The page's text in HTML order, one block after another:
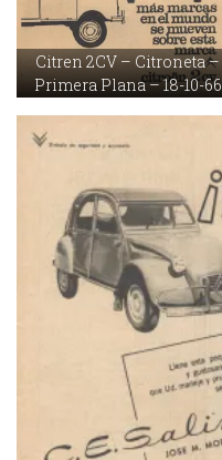
Citren 2CV – Citroneta –
Primera Plana – 18-10-66